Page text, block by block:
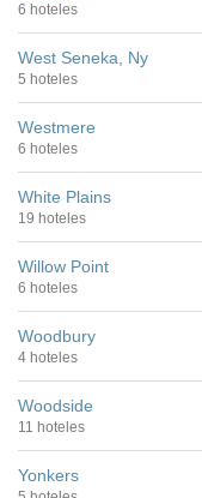
6 hoteles
West Seneka, Ny
5 hoteles
Westmere
6 hoteles
White Plains
19 hoteles
Willow Point
6 hoteles
Woodbury
4 hoteles
Woodside
11 hoteles
Yonkers